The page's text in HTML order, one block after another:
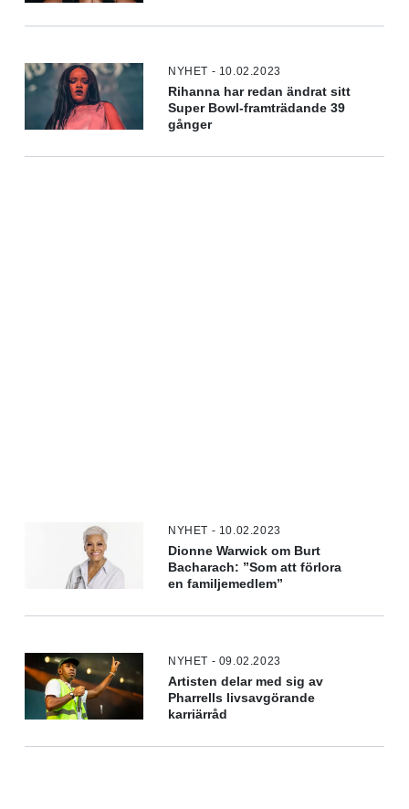
NYHET - 10.02.2023
Rihanna har redan ändrat sitt
Super Bowl-framträdande 39
gånger
NYHET - 10.02.2023
Dionne Warwick om Burt
Bacharach: ”Som att förlora
en familjemedlem”
NYHET - 09.02.2023
Artisten delar med sig av
Pharrells livsavgörande
karriärråd